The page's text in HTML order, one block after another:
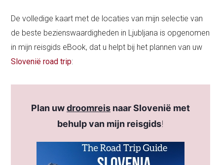
De volledige kaart met de locaties van mijn selectie van
de beste bezienswaardigheden in Ljubljana is opgenomen
in mijn reisgids eBook, dat u helpt bij het plannen van uw
Slovenië road trip:
Plan uwdroomreis naar Slovenië met
behulp van mijn reisgids!